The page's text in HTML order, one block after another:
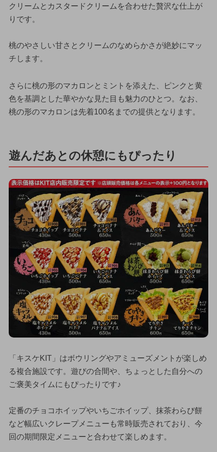
クリームとカスタードクリームを合わせた贅沢な仕上が
りです。
桃のやさしい甘さとクリームのなめらかさが絶妙にマッ
チします。
さらに桃の形のマカロンとミントを添えた、ピンクと黄
色を基調とした華やかな見た目も魅力のひとつ。なお、
桃の形のマカロンは先着100名までの提供となります。
遊んだあとの休憩にもぴったり
「キスケKIT」はボウリングやアミューズメントが楽しめ
る複合施設です。遊びの合間や、ちょっとした自分への
ご褒美タイムにもぴったりです♪
定番のチョコホイップやいちごホイップ、抹茶わらび餅
など幅広いクレープメニューも常時販売されており、今
回の期間限定メニューと合わせて楽しめます。